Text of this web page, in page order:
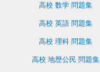
高校 数学 問題集
高校 英語 問題集
高校 理科 問題集
高校 地歴公民 問題集